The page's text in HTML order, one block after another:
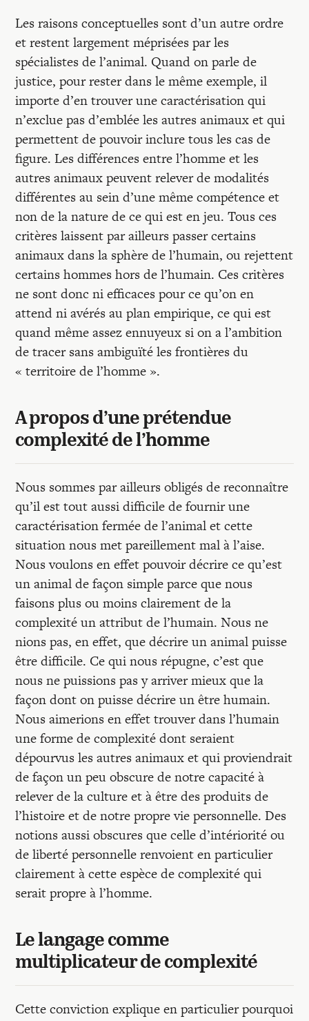
Les raisons conceptuelles sont d’un autre ordre
et restent largement méprisées par les
spécialistes de l’animal. Quand on parle de
justice, pour rester dans le même exemple, il
importe d’en trouver une caractérisation qui
n’exclue pas d’emblée les autres animaux et qui
permettent de pouvoir inclure tous les cas de
figure. Les différences entre l’homme et les
autres animaux peuvent relever de modalités
différentes au sein d’une même compétence et
non de la nature de ce qui est en jeu. Tous ces
critères laissent par ailleurs passer certains
animaux dans la sphère de l’humain, ou rejettent
certains hommes hors de l’humain. Ces critères
ne sont donc ni efficaces pour ce qu’on en
attend ni avérés au plan empirique, ce qui est
quand même assez ennuyeux si on a l’ambition
de tracer sans ambiguïté les frontières du
« territoire de l’homme ».
A propos d’une prétendue
complexité de l’homme
Nous sommes par ailleurs obligés de reconnaître
qu’il est tout aussi difficile de fournir une
caractérisation fermée de l’animal et cette
situation nous met pareillement mal à l’aise.
Nous voulons en effet pouvoir décrire ce qu’est
un animal de façon simple parce que nous
faisons plus ou moins clairement de la
complexité un attribut de l’humain. Nous ne
nions pas, en effet, que décrire un animal puisse
être difficile. Ce qui nous répugne, c’est que
nous ne puissions pas y arriver mieux que la
façon dont on puisse décrire un être humain.
Nous aimerions en effet trouver dans l’humain
une forme de complexité dont seraient
dépourvus les autres animaux et qui proviendrait
de façon un peu obscure de notre capacité à
relever de la culture et à être des produits de
l’histoire et de notre propre vie personnelle. Des
notions aussi obscures que celle d’intériorité ou
de liberté personnelle renvoient en particulier
clairement à cette espèce de complexité qui
serait propre à l’homme.
Le langage comme
multiplicateur de complexité
Cette conviction explique en particulier pourquoi